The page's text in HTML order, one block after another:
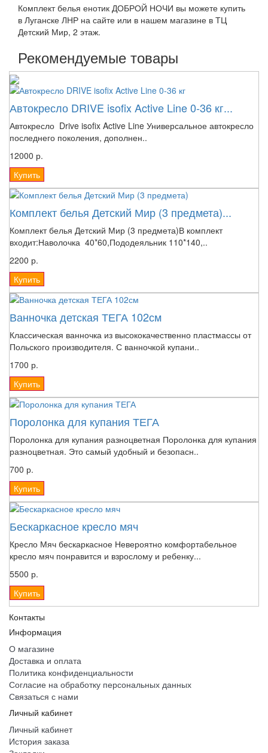
Комплект белья енотик ДОБРОЙ НОЧИ вы можете купить
в Луганске ЛНР на сайте или в нашем магазине в ТЦ
Детский Мир, 2 этаж.
Рекомендуемые товары
Автокресло DRIVE isofix Active Line 0-36 кг...
Автокресло Drive isofix Active Line Универсальное автокресло
последнего поколения, дополнен..
12000 р.
Купить
Комплект белья Детский Мир (3 предмета)...
Комплект белья Детский Мир (3 предмета)В комплект
входит:Наволочка 40*60,Пододеяльник 110*140,..
2200 р.
Купить
Ванночка детская ТЕГА 102см
Классическая ванночка из высококачественно пластмассы от
Польского производителя. С ванночкой купани..
1700 р.
Купить
Поролонка для купания ТЕГА
Поролонка для купания разноцветная Поролонка для купания
разноцветная. Это самый удобный и безопасн..
700 р.
Купить
Бескаркасное кресло мяч
Кресло Мяч бескаркасное Невероятно комфортабельное
кресло мяч понравится и взрослому и ребенку...
5500 р.
Купить
Контакты
Информация
О магазине
Доставка и оплата
Политика конфиденциальности
Согласие на обработку персональных данных
Связаться с нами
Личный кабинет
Личный кабинет
История заказа